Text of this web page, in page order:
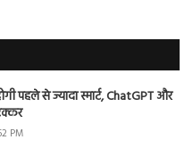
पहले से ज्यादा स्मार्ट, ChatGPT और
PM